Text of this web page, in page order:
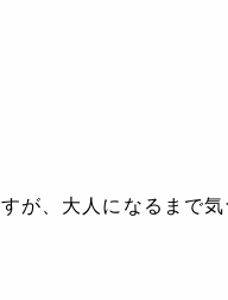
が、大人になるまで気